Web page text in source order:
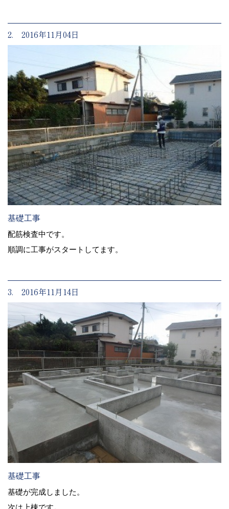
2. 2016年11月04日
基礎工事
配筋検査中です。
順調に工事がスタートしてます。
3. 2016年11月14日
基礎工事
基礎が完成しました。
次は上棟です。